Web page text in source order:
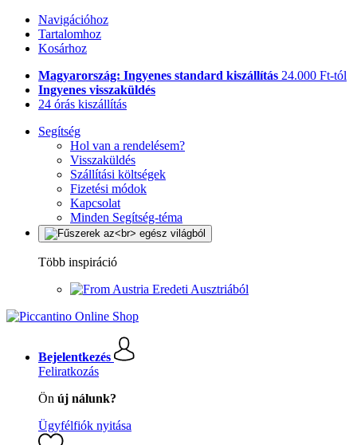
Navigációhoz
Tartalomhoz
Kosárhoz
Magyarország: Ingyenes standard kiszállítás 24.000 Ft-tól
Ingyenes visszaküldés
24 órás kiszállítás
Segítség
Hol van a rendelésem?
Visszaküldés
Szállítási költségek
Fizetési módok
Kapcsolat
Minden Segítség-téma
Több inspiráció
Eredeti Ausztriából
Bejelentkezés
Feliratkozás
Ön új nálunk?
Ügyfélfiók nyitása